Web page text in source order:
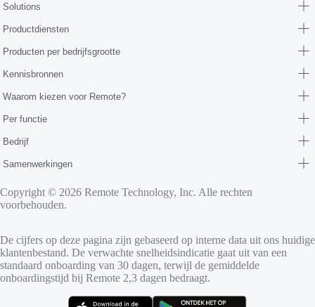
Solutions
Productdiensten
Producten per bedrijfsgrootte
Kennisbronnen
Waarom kiezen voor Remote?
Per functie
Bedrijf
Samenwerkingen
Copyright © 2026 Remote Technology, Inc. Alle rechten
voorbehouden.
De cijfers op deze pagina zijn gebaseerd op interne data uit ons huidige
klantenbestand. De verwachte snelheidsindicatie gaat uit van een
standaard onboarding van 30 dagen, terwijl de gemiddelde
onboardingstijd bij Remote 2,3 dagen bedraagt.